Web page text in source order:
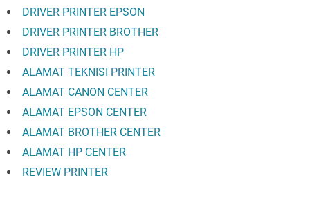
DRIVER PRINTER EPSON
DRIVER PRINTER BROTHER
DRIVER PRINTER HP
ALAMAT TEKNISI PRINTER
ALAMAT CANON CENTER
ALAMAT EPSON CENTER
ALAMAT BROTHER CENTER
ALAMAT HP CENTER
REVIEW PRINTER